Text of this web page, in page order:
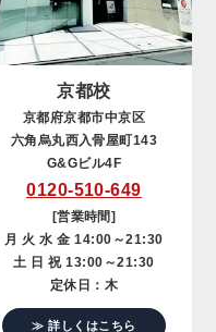
京都校
京都府京都市中京区
六角烏丸西入骨屋町143
G&Gビル4F
0120-510-649
[営業時間]
月 火 水 金 14:00～21:30
土 日 祝 13:00～21:30
定休日：木
≫ 詳しくはこちら